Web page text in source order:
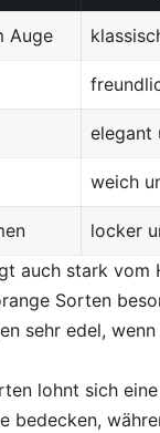
Auge
elegant
weich
locker
auch stark
Sorten
sehr edel,
lohnt sich
bedecken,